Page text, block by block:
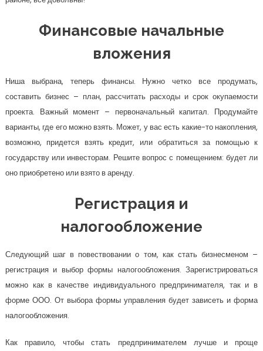
Финансовые начальные
вложения
Ниша выбрана, теперь финансы. Нужно четко все продумать,
составить бизнес – план, рассчитать расходы и срок окупаемости
проекта. Важный момент – первоначальный капитал. Продумайте
варианты, где его можно взять. Может, у вас есть какие-то накопления,
возможно, придется взять кредит, или обратиться за помощью к
государству или инвесторам. Решите вопрос с помещением: будет ли
оно приобретено или взято в аренду.
Регистрация и
налогообложение
Следующий шаг в повествовании о том, как стать бизнесменом –
регистрация и выбор формы налогообложения. Зарегистрироваться
можно как в качестве индивидуального предпринимателя, так и в
форме ООО. От выбора формы управления будет зависеть и форма
налогообложения.
Как правило, чтобы стать предпринимателем лучше и проще